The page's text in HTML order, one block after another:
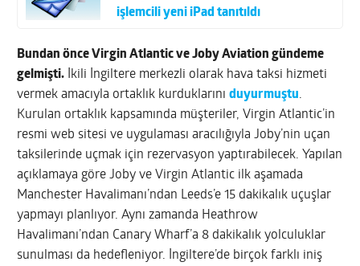
işlemcili yeni iPad tanıtıldı
Bundan önce Virgin Atlantic ve Joby Aviation gündeme
gelmişti. İkili İngiltere merkezli olarak hava taksi hizmeti
vermek amacıyla ortaklık kurduklarınıduyurmuştu.
Kurulan ortaklık kapsamında müşteriler, Virgin Atlantic’in
resmi web sitesi ve uygulaması aracılığıyla Joby’nin uçan
taksilerinde uçmak için rezervasyon yaptırabilecek. Yapılan
açıklamaya göre Joby ve Virgin Atlantic ilk aşamada
Manchester Havalimanı’ndan Leeds’e 15 dakikalık uçuşlar
yapmayı planlıyor. Aynı zamanda Heathrow
Havalimanı’ndan Canary Wharf’a 8 dakikalık yolculuklar
sunulması da hedefleniyor. İngiltere’de birçok farklı iniş